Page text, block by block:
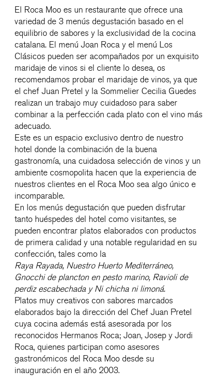
El Roca Moo es un restaurante que ofrece una
variedad de 3 menús degustación basado en el
equilibrio de sabores y la exclusividad de la cocina
catalana. El menú Joan Roca y el menú Los
Clásicos pueden ser acompañados por un exquisito
maridaje de vinos si el cliente lo desea, os
recomendamos probar el maridaje de vinos, ya que
el chef Juan Pretel y la Sommelier Cecilia Guedes
realizan un trabajo muy cuidadoso para saber
combinar a la perfección cada plato con el vino más
adecuado.
Este es un espacio exclusivo dentro de nuestro
hotel donde la combinación de la buena
gastronomía, una cuidadosa selección de vinos y un
ambiente cosmopolita hacen que la experiencia de
nuestros clientes en el Roca Moo sea algo único e
incomparable.
En los menús degustación que pueden disfrutar
tanto huéspedes del hotel como visitantes, se
pueden encontrar platos elaborados con productos
de primera calidad y una notable regularidad en su
confección, tales como la
Raya Rayada, Nuestro Huerto Mediterráneo,
Gnocchi de plancton en pesto marino, Ravioli de
perdiz escabechada y Ni chicha ni limoná.
Platos muy creativos con sabores marcados
elaborados bajo la dirección del Chef Juan Pretel
cuya cocina además está asesorada por los
reconocidos Hermanos Roca; Joan, Josep y Jordi
Roca, quienes participan como asesores
gastronómicos del Roca Moo desde su
inauguración en el año 2003.